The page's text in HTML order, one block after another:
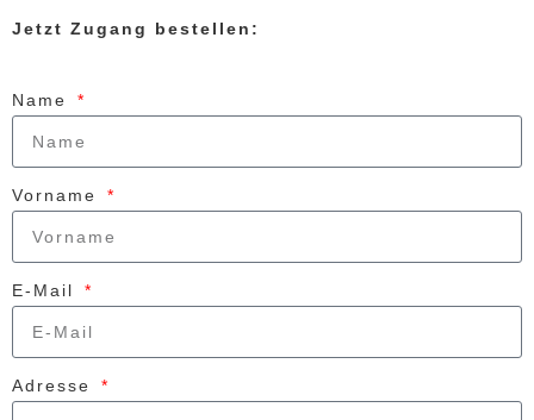
Jetzt Zugang bestellen:
Name
Vorname
E-Mail
Adresse